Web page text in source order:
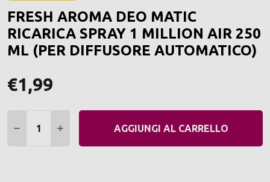
FRESH AROMA DEO MATIC
RICARICA SPRAY 1 MILLION AIR 250
ML (PER DIFFUSORE AUTOMATICO)
€1,99
DIMINUIRE QUANTITÀ:
AUMENTARE QUANTITÀ:
AGGIUNGI AL CARRELLO